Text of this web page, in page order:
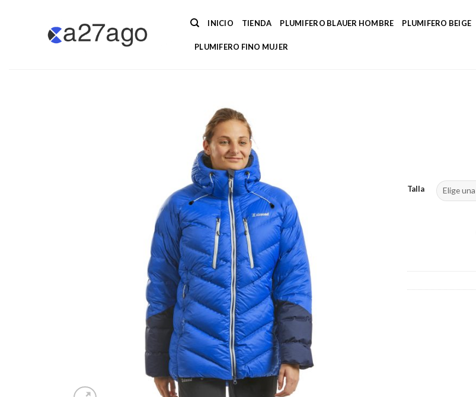
INICIO TIENDA PLUMIFERO BLAUER HOMBRE PLUMIFERO BEIGE
PLUMIFERO FINO MUJER
Talla